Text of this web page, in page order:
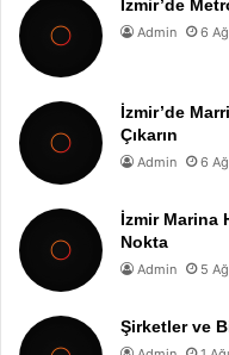
İzmir’de
Admin 6
İzmir’de
Çıkarın
Admin 6
İzmir Marina
Nokta
Admin 5
Şirketler ve